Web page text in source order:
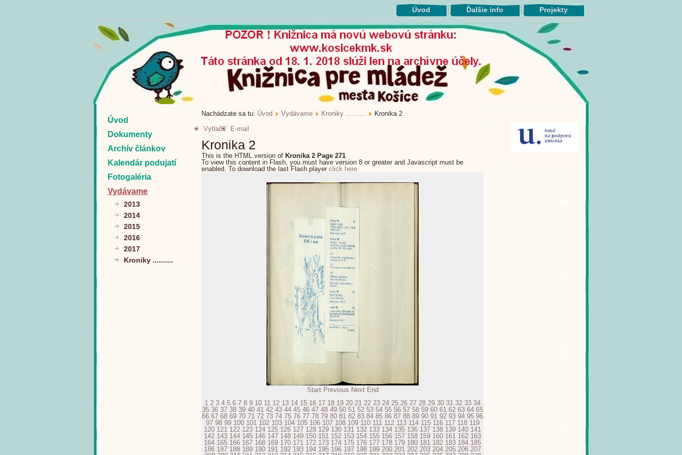
Úvod Ďalšie info Projekty
Úvod
Dokumenty
Archív článkov
Kalendár podujatí
Fotogaléria
Vydávame
2013
2014
2015
2016
2017
Kroniky ..........
Nachádzate sa tu: Úvod Vydávame Kroniky ..........
Kronika 2
Vytlačiť
E-mail
Kronika 2
This is the HTML version of Kronika 2 Page 271
To view this content in Flash, you must have version 8 or greater and Javascript must be
enabled. To download the last Flash player click here
Start Previous Next End
1 2 3 4 5 6 7 8 9 10 11 12 13 14 15 16 17 18 19 20 21 22 23 24 25 26 27 28 29 30 31 32 33 34
35 36 37 38 39 40 41 42 43 44 45 46 47 48 49 50 51 52 53 54 55 56 57 58 59 60 61 62 63 64 65
66 67 68 69 70 71 72 73 74 75 76 77 78 79 80 81 82 83 84 85 86 87 88 89 90 91 92 93 94 95 96
97 98 99 100 101 102 103 104 105 106 107 108 109 110 111 112 113 114 115 116 117 118 119
120 121 122 123 124 125 126 127 128 129 130 131 132 133 134 135 136 137 138 139 140 141
142 143 144 145 146 147 148 149 150 151 152 153 154 155 156 157 158 159 160 161 162 163
164 165 166 167 168 169 170 171 172 173 174 175 176 177 178 179 180 181 182 183 184 185
186 187 188 189 190 191 192 193 194 195 196 197 198 199 200 201 202 203 204 205 206 207